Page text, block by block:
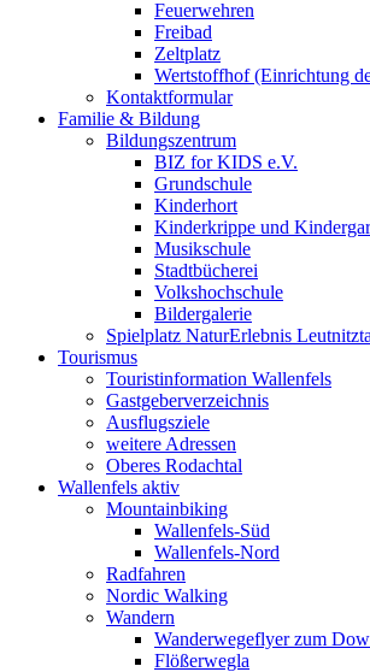
Feuerwehren
Freibad
Zeltplatz
Wertstoffhof (Einrichtung
Kontaktformular
Familie & Bildung
Bildungszentrum
BIZ for KIDS e.V.
Grundschule
Kinderhort
Kinderkrippe und
Musikschule
Stadtbücherei
Volkshochschule
Bildergalerie
Spielplatz NaturErlebnis
Tourismus
Touristinformation Wallenfels
Gastgeberverzeichnis
Ausflugsziele
weitere Adressen
Oberes Rodachtal
Wallenfels aktiv
Mountainbiking
Wallenfels-Süd
Wallenfels-Nord
Radfahren
Nordic Walking
Wandern
Wanderwegeflyer zum
Flößerwegla